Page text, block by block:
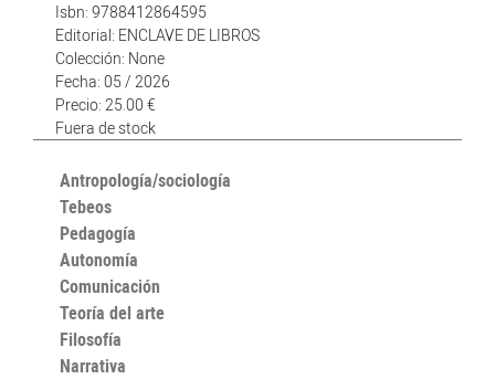
Isbn: 9788412864595
Editorial: ENCLAVE DE LIBROS
Colección: None
Fecha: 05 / 2026
Precio: 25.00 €
Fuera de stock
Antropología/sociología
Tebeos
Pedagogía
Autonomía
Comunicación
Teoría del arte
Filosofía
Narrativa